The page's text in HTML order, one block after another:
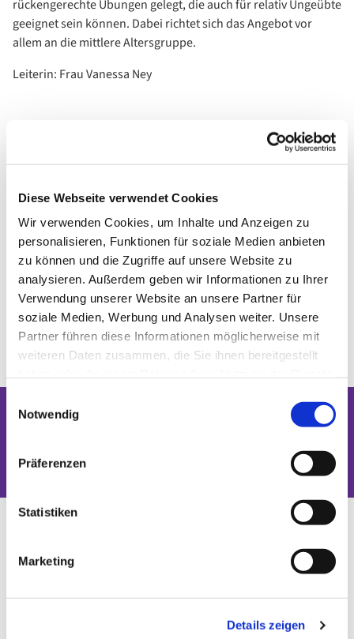
Diese Webseite verwendet Cookies
Wir verwenden Cookies, um Inhalte und Anzeigen zu
personalisieren, Funktionen für soziale Medien anbieten
zu können und die Zugriffe auf unsere Website zu
analysieren. Außerdem geben wir Informationen zu Ihrer
Verwendung unserer Website an unsere Partner für
soziale Medien, Werbung und Analysen weiter. Unsere
Partner führen diese Informationen möglicherweise mit
weiteren Daten zusammen, die Sie ihnen bereitgestellt
Notwendig
Präferenzen
Statistiken
Marketing
Details zeigen
rückengerechte Übungen gelegt, die auch für relativ Ungeübte
geeignet sein können. Dabei richtet sich das Angebot vor
allem an die mittlere Altersgruppe.
Leiterin: Frau Vanessa Ney